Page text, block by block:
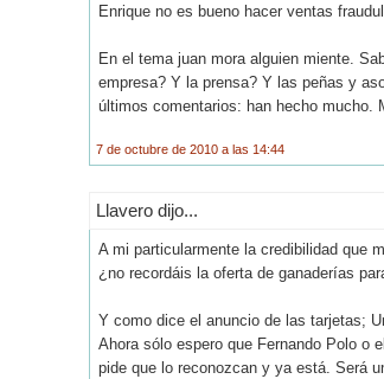
Enrique no es bueno hacer ventas
En el tema juan mora alguien miente.
empresa? Y la prensa? Y las peñas y
últimos comentarios: han hecho mucho.
7 de octubre de 2010 a las 14:44
Llavero dijo...
A mi particularmente la credibilidad que
¿no recordáis la oferta de ganaderías
Y como dice el anuncio de las tarjetas;
Ahora sólo espero que Fernando Polo o
pide que lo reconozcan y ya está. Será